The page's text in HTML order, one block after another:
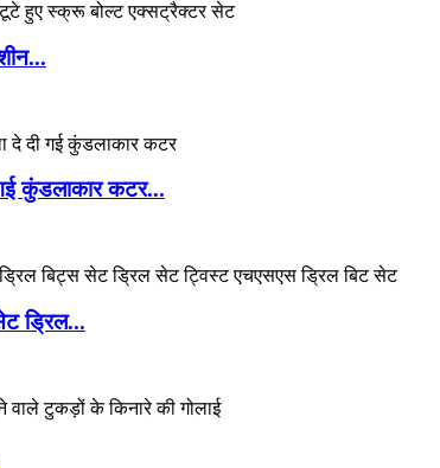
गई कुंडलाकार कटर...
ड्रिल...